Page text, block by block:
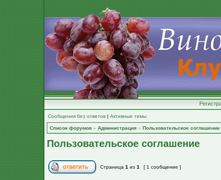
Сообщения без ответов | Активные темы
Список форумов » Администрация » Пользовательское соглашение
Пользовательское соглашение
Страница 1 из 1 [ 1 сообщение ]